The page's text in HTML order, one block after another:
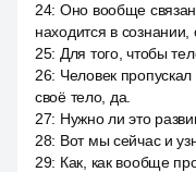
24: Оно вообще
находится в сознании,
25: Для того, чтобы
26: Человек
своё тело, да.
27: Нужно ли это
28: Вот мы сейчас и
29: Как, как вообще